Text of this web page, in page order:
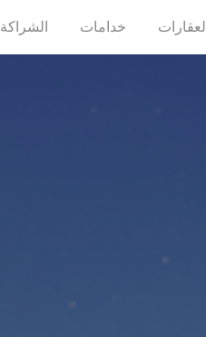
العقارات خدامات الشراكة